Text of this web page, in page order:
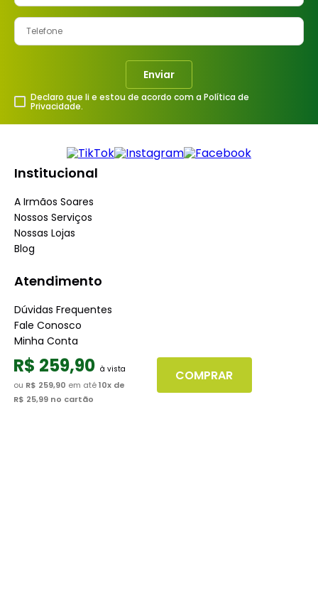
R$ 259,90
ou R$ 259,90 em até10x de
R$ 25,99 no cartão
COMPRAR
Enviar
Declaro que li e estou de acordo com a Política de
Privacidade.
Institucional
A Irmãos Soares
Nossos Serviços
Nossas Lojas
Blog
Atendimento
Dúvidas Frequentes
Fale Conosco
Minha Conta
Trabalhe conosco
Seja nosso fornecedor
Dúvidas